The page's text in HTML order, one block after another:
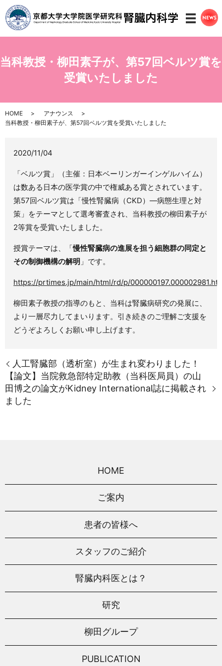
メニ
当科教授・柳田素子が、第57回ベルツ賞を
受賞いたしました
HOME
アナウンス
当科教授・柳田素子が、第57回ベルツ賞を受賞いたしました
2020/11/04
「ベルツ賞」（主催：日本ベーリンガーインゲルハイム）
は数ある日本の医学賞の中で権威ある賞とされています。
第57回ベルツ賞は「慢性腎臓病（CKD）―病態生理と対
策」をテーマとして選考審査され、当科教授の柳田素子が
2等賞を受賞いたしました。
授賞テーマは、「慢性腎臓病の進展を担う細胞群の同定と
その制御機構の解明 」です。
https://prtimes.jp/main/html/rd/p/
柳田素子教授の指導のもと、当科は腎臓病研究の発展に、
より一層尽力してまいります。引き続きのご理解ご支援を
どうぞよろしくお願い申し上げます。
人工腎臓部（透析室）が生まれ変わりました！
【論文】当院救急部特定助教（当科医局員）の山
田博之の論文がKidney International誌に掲載され
ました
HOME
ご案内
患者の皆様へ
スタッフのご紹介
腎臓内科医とは？
研究
柳田グループ
PUBLICATION